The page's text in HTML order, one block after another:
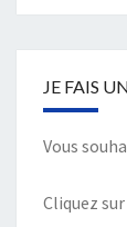
JE FAIS
Vous
Cliquez